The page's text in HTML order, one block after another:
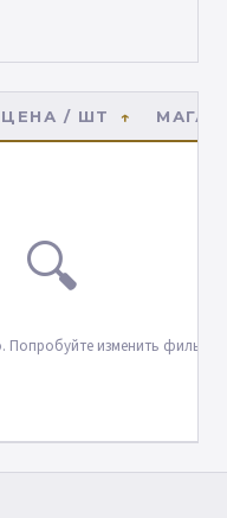
ЦЕНА / ШТ
🔍
Попробуйте изменить